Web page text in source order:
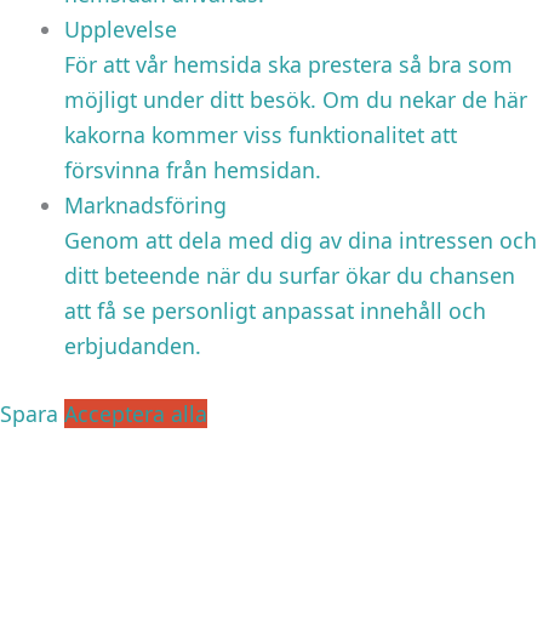
Upplevelse
För att vår hemsida ska prestera så bra som
möjligt under ditt besök. Om du nekar de här
kakorna kommer viss funktionalitet att
försvinna från hemsidan.
Marknadsföring
Genom att dela med dig av dina intressen och
ditt beteende när du surfar ökar du chansen
att få se personligt anpassat innehåll och
erbjudanden.
Spara Acceptera alla